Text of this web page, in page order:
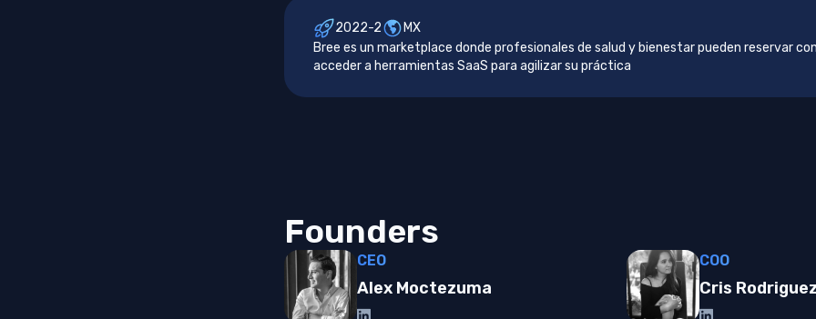
2022-2
MX
Bree es un marketplace donde profesionales de salud y bienestar pueden reservar
acceder a herramientas SaaS para agilizar su práctica
Founders
CEO
Alex Moctezuma
COO
Cris Rodriguez